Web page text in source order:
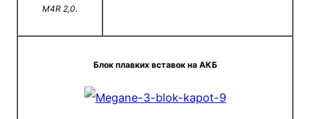
M4R 2,0.
Блок плавких вставок на АКБ